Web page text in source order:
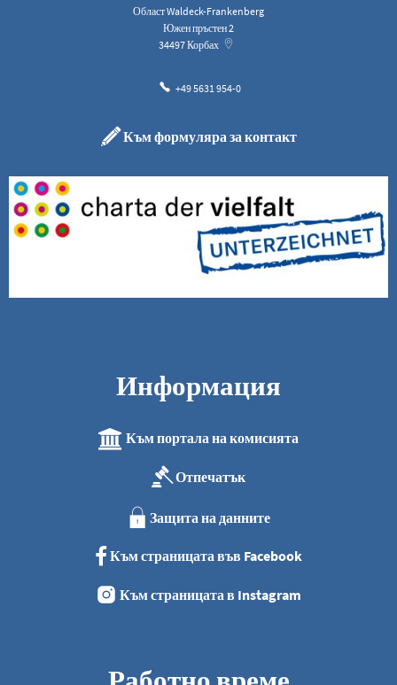
Област Waldeck-Frankenberg
Южен пръстен 2
34497Корбах
+49 5631 954-0
Към формуляра за контакт
Информация
Към портала на комисията
Отпечатък
Защита на данните
Към страницата във Facebook
Към страницата в Instagram